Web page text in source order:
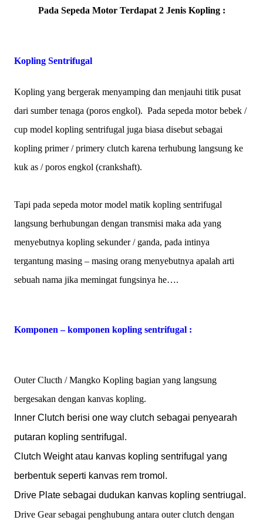
Pada Sepeda Motor Terdapat 2 Jenis Kopling :
Kopling Sentrifugal
Kopling yang bergerak menyamping dan menjauhi titik pusat
dari sumber tenaga (poros engkol). Pada sepeda motor bebek /
cup model kopling sentrifugal juga biasa disebut sebagai
kopling primer / primery clutch karena terhubung langsung ke
kuk as / poros engkol (crankshaft).
Tapi pada sepeda motor model matik kopling sentrifugal
langsung berhubungan dengan transmisi maka ada yang
menyebutnya kopling sekunder / ganda, pada intinya
tergantung masing – masing orang menyebutnya apalah arti
sebuah nama jika memingat fungsinya he….
Komponen – komponen kopling sentrifugal :
Outer Clucth / Mangko Kopling bagian yang langsung
bergesakan dengan kanvas kopling.
Inner Clutch berisi one way clutch sebagai penyearah
putaran kopling sentrifugal.
Clutch Weight atau kanvas kopling sentrifugal yang
berbentuk seperti kanvas rem tromol.
Drive Plate sebagai dudukan kanvas kopling sentriugal.
Drive Gear sebagai penghubung antara outer clutch dengan